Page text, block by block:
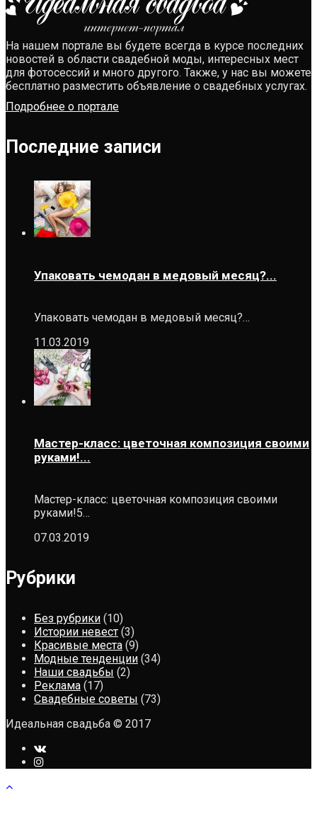
На нашем портале вы будете всегда в курсе последних
новостей в области свадебной моды, интересных мест
для фотосессий и много другого. Также, у нас вы можете
бесплатно разместить объявление о свадебных услугах.
Подробнее о портале
Последние записи
Упаковать чемодан в медовый месяц?...
Упаковать чемодан в медовый месяц?…
11.03.2019
Мастер-класс: цветочная композиция своими
руками!...
Мастер-класс: цветочная композиция своими
руками!5…
07.03.2019
Рубрики
Без рубрики (10)
Истории невест (3)
Красивые места (9)
Модные тенденции (34)
Наши свадьбы (2)
Реклама (17)
Свадебные советы (73)
Идеальная свадьба © 2017